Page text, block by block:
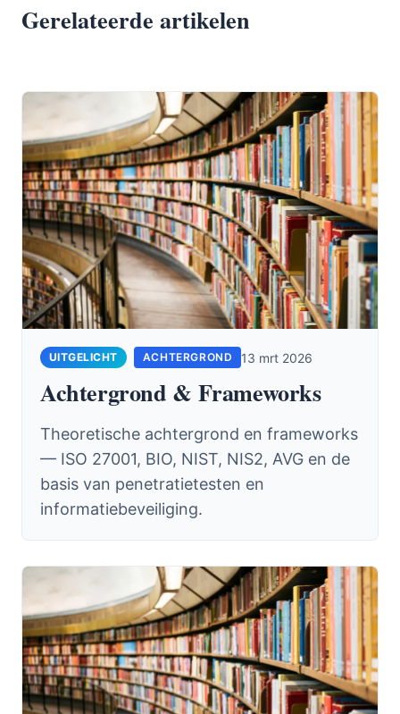
Gerelateerde artikelen
ACHTERGROND 13 mrt 2026
Achtergrond & Frameworks
Theoretische achtergrond en frameworks
— ISO 27001, BIO, NIST, NIS2, AVG en de
basis van penetratietesten en
informatiebeveiliging.